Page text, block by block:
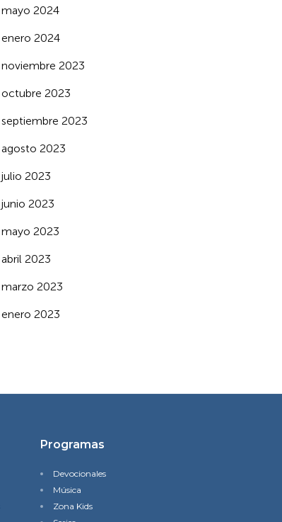
mayo 2024
enero 2024
noviembre 2023
octubre 2023
septiembre 2023
agosto 2023
julio 2023
junio 2023
mayo 2023
abril 2023
marzo 2023
enero 2023
Programas
Devocionales
Música
Zona Kids